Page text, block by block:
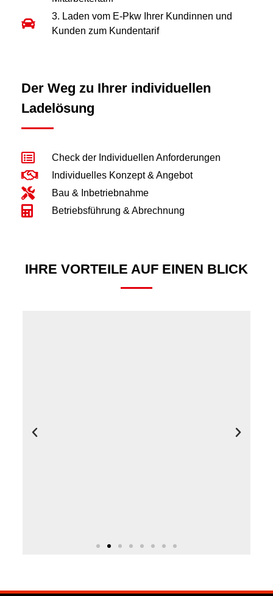
3. Laden vom E-Pkw Ihrer Kundinnen und
Kunden zum Kundentarif
Der Weg zu Ihrer individuellen
Ladelösung
Check der Individuellen Anforderungen
Individuelles Konzept & Angebot
Bau & Inbetriebnahme
Betriebsführung & Abrechnung
IHRE VORTEILE AUF EINEN BLICK​